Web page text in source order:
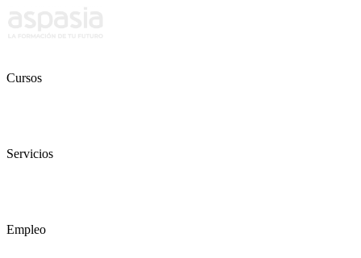
Cursos
Servicios
Empleo